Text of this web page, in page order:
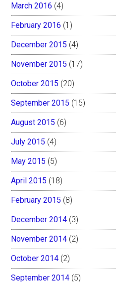
March 2016 (4)
February 2016 (1)
December 2015 (4)
November 2015 (17)
October 2015 (20)
September 2015 (15)
August 2015 (6)
July 2015 (4)
May 2015 (5)
April 2015 (18)
February 2015 (8)
December 2014 (3)
November 2014 (2)
October 2014 (2)
September 2014 (5)